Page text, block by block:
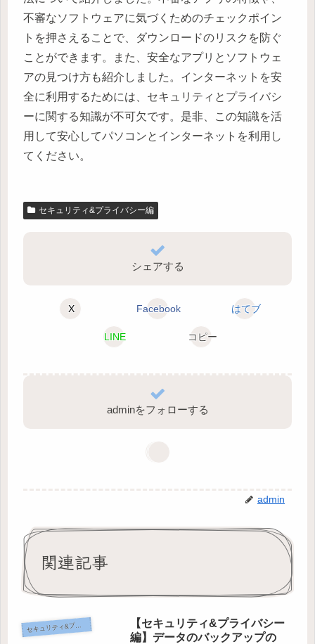
不審なソフトウェアに気づくためのチェックポイン
トを押さえることで、ダウンロードのリスクを防ぐ
ことができます。また、安全なアプリとソフトウェ
アの見つけ方も紹介しました。インターネットを安
全に利用するためには、セキュリティとプライバシ
ーに関する知識が不可欠です。是非、この知識を活
用して安心してパソコンとインターネットを利用し
てください。
セキュリティ&プライバシー編
シェアする
X Facebook はてブ
LINE コピー
adminをフォローする
admin
関連記事
セキュリティ&プライバシー編
【セキュリティ&プライバシー
編】データのバックアップの